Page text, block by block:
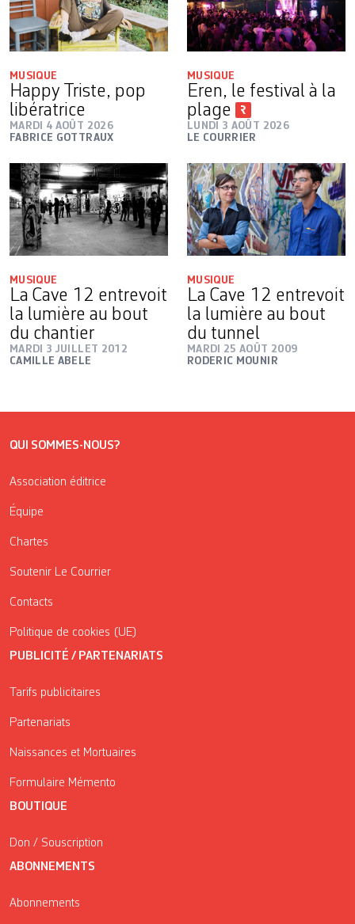
MUSIQUE
Happy Triste, pop
libératrice
MARDI 4 AOÛT 2026
FABRICE GOTTRAUX
MUSIQUE
Eren, le festival à la
plage
LUNDI 3 AOÛT 2026
LE COURRIER
MUSIQUE
La Cave 12 entrevoit
la lumière au bout
du chantier
MARDI 3 JUILLET 2012
CAMILLE ABELE
MUSIQUE
La Cave 12 entrevoit
la lumière au bout
du tunnel
MARDI 25 AOÛT 2009
RODERIC MOUNIR
QUI SOMMES-NOUS?
Association éditrice
Équipe
Chartes
Soutenir Le Courrier
Contacts
Politique de cookies (UE)
PUBLICITÉ / PARTENARIATS
Tarifs publicitaires
Partenariats
Naissances et Mortuaires
Formulaire Mémento
BOUTIQUE
Don / Souscription
ABONNEMENTS
Abonnements